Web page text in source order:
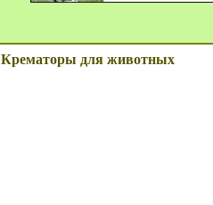
Крематоры для животных